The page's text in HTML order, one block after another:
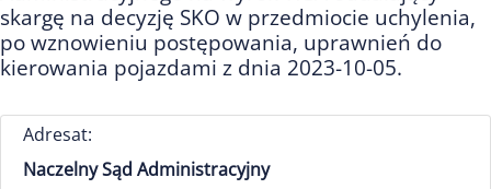
skargę na decyzję SKO w przedmiocie uchylenia,
po wznowieniu postępowania, uprawnień do
kierowania pojazdami z dnia 2023-10-05.
Adresat:
Naczelny Sąd Administracyjny